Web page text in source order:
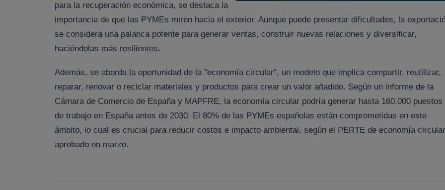
para la recuperación económica, se destaca la
importancia de que las PYMEs miren hacia el exterior. Aunque puede presentar dificultades, la
se considera una palanca potente para generar ventas, construir nuevas relaciones y diversificar,
haciéndolas más resilientes.
Además, se aborda la oportunidad de la "economía circular", un modelo que implica compartir, reutilizar,
reparar, renovar o reciclar materiales y productos para crear un valor añadido. Según un informe de la
Cámara de Comercio de España y MAPFRE, la economía circular podría generar hasta 160.000 puestos
de trabajo en España antes de 2030. El 80% de las PYMEs españolas están comprometidas en este
ámbito, lo cual es crucial para reducir costos e impacto ambiental, según el PERTE de economía circular
aprobado en marzo.